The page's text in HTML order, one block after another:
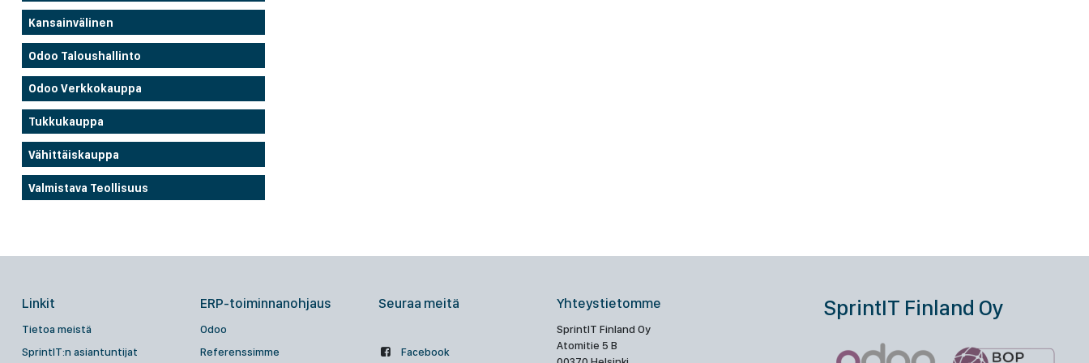
Kansainvälinen
Odoo Taloushallinto
Odoo Verkkokauppa
Tukkukauppa
Vähittäiskauppa
Valmistava Teollisuus
Linkit
Tietoa meistä
SprintIT:n asiantuntijat
ERP-toiminnanohjaus
Odoo
Referenssimme
Seuraa meitä
Facebook
Yhteystietomme
SprintIT Finland Oy
Atomitie 5 B
SprintIT Finland Oy